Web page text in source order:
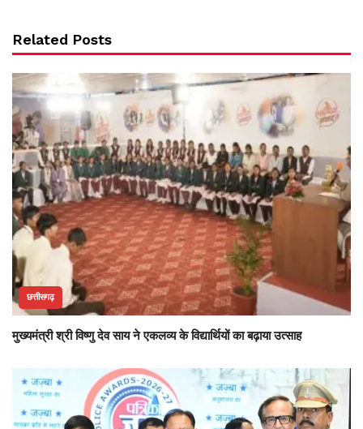
Related Posts
छत्तीसगढ़
मुख्यमंत्री श्री विष्णु देव साय ने एकलव्य के विद्यार्थियों का बढ़ाया उत्साह